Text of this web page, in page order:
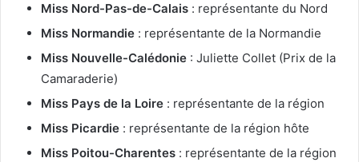
Miss Nord-Pas-de-Calais : représentante du Nord
Miss Normandie : représentante de la Normandie
Miss Nouvelle-Calédonie : Juliette Collet (Prix de la
Camaraderie)
Miss Pays de la Loire : représentante de la région
Miss Picardie : représentante de la région hôte
Miss Poitou-Charentes : représentante de la région